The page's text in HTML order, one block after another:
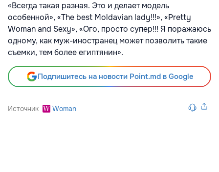
«Всегда такая разная. Это и делает модель
особенной», «The best Moldavian lady!!!», «Pretty
Woman and Sexy», «Ого, просто супер!!! Я поражаюсь
одному, как муж-иностранец может позволить такие
съемки, тем более египтянин».
Подпишитесь на новости Point.md в Google
Источник Woman